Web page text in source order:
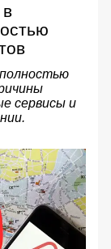
сервисы и